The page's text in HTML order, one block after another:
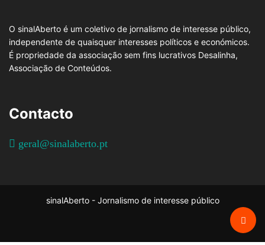
O sinalAberto é um coletivo de jornalismo de interesse público,
independente de quaisquer interesses políticos e económicos.
É propriedade da associação sem fins lucrativos Desalinha,
Associação de Conteúdos.
Contacto
geral@sinalaberto.pt
sinalAberto - Jornalismo de interesse público